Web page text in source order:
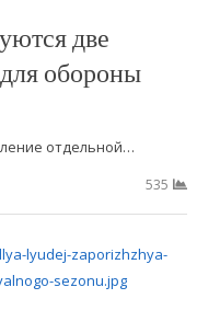
две
обороны
отдельной…
535